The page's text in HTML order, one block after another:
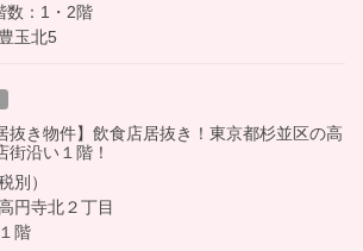
：1・2階
玉北5
抜き物件】飲食店居抜き！東京都杉並区の高
街沿い１階！
別）
円寺北２丁目
階